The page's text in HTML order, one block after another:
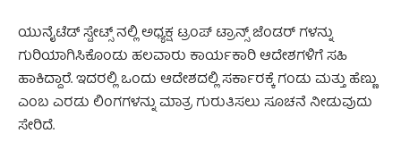
ಯುನೈಟೆಡ್ ಸ್ಟೇಟ್ಸ್ ನಲ್ಲಿ ಅಧ್ಯಕ್ಷ ಟ್ರಂಪ್ ಟ್ರಾನ್ಸ್ ಜೆಂಡರ್ ಗಳನ್ನು
ಗುರಿಯಾಗಿಸಿಕೊಂಡು ಹಲವಾರು ಕಾರ್ಯಕಾರಿ ಆದೇಶಗಳಿಗೆ ಸಹಿ
ಹಾಕಿದ್ದಾರೆ. ಇದರಲ್ಲಿ ಒಂದು ಆದೇಶದಲ್ಲಿ ಸರ್ಕಾರಕ್ಕೆ ಗಂಡು ಮತ್ತು ಹೆಣ್ಣು
ಎಂಬ ಎರಡು ಲಿಂಗಗಳನ್ನು ಮಾತ್ರ ಗುರುತಿಸಲು ಸೂಚನೆ ನೀಡುವುದು
ಸೇರಿದೆ.